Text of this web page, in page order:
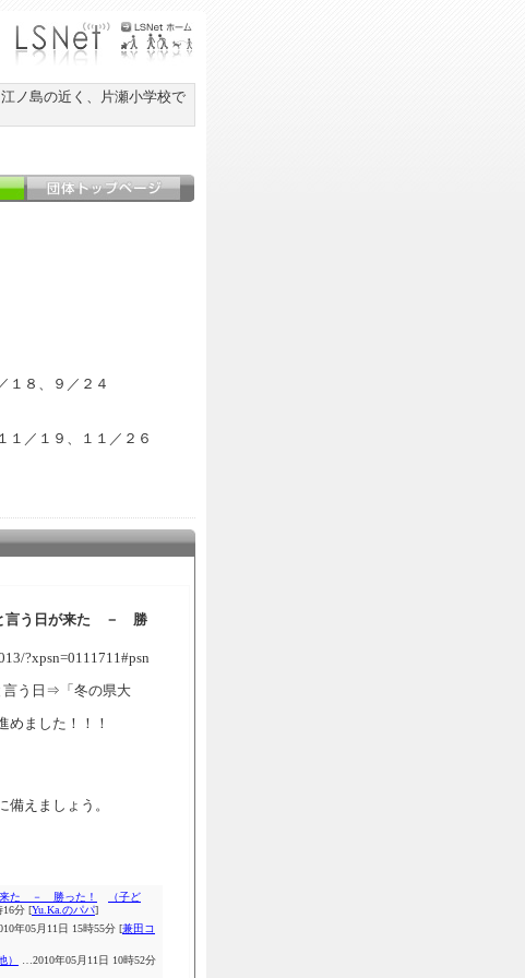
ノ島の近く、片瀬小学校で
１８、９／２４
１／１９、１１／２６
言う日が来た － 勝
?xpsn=0111711#psn
言う日⇒「冬の県大
めました！！！
えましょう。
来た － 勝った！
（子ど
16分 [Yu.Ka.のパパ]
年05月11日 15時55分 [兼田コ
）
…2010年05月11日 10時52分